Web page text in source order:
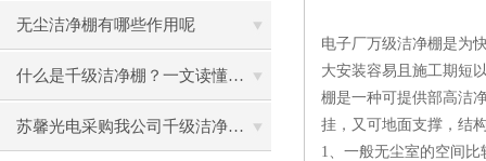
助力环保型半导体产业发展
无尘洁净棚有哪些作用呢
什么是千级洁净棚？一文读懂其结构特点与局部净化优势
苏馨光电采购我公司千级洁净棚普通工作台一批（7月07日）已顺利交货
电子厂万级洁净棚是为
大安装容易且施工期短
棚是一种可提供部高洁
挂，又可地面支撑，结
1、一般无尘室的空间